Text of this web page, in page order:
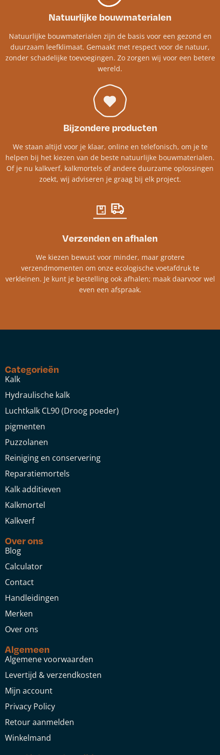
Natuurlijke bouwmaterialen
Natuurlijke bouwmaterialen zijn de basis voor een gezond en
duurzaam leefklimaat. Gemaakt met respect voor de natuur,
zonder schadelijke toevoegingen. Zo zorgen wij voor een betere
wereld.
Bijzondere producten
We staan altijd voor je klaar, online en telefonisch, om je te
helpen bij het kiezen van de beste natuurlijke bouwmaterialen.
Of je nu kalkverf, kalkmortels of andere duurzame oplossingen
zoekt, wij adviseren je graag bij elk project.​
Verzenden en afhalen
We kiezen bewust voor minder, maar grotere
verzendmomenten om onze ecologische voetafdruk te
verkleinen. Je kunt je bestelling ook afhalen; maak daarvoor wel
even een afspraak.
Categorieën
Kalk
Hydraulische kalk
Luchtkalk CL90 (Droog poeder)
pigmenten
Puzzolanen
Reiniging en conservering
Reparatiemortels
Kalk additieven
Kalkmortel
Kalkverf
Over ons
Blog
Calculator
Contact
Handleidingen
Merken
Over ons
Algemeen
Algemene voorwaarden
Levertijd & verzendkosten
Mijn account
Privacy Policy
Retour aanmelden
Winkelmand